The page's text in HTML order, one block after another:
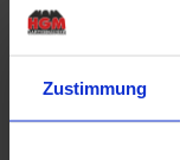
Zustimmung
205 cm und einer
Anbauten hat ein